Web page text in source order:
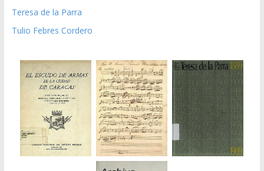
Teresa de la Parra
Tulio Febres Cordero